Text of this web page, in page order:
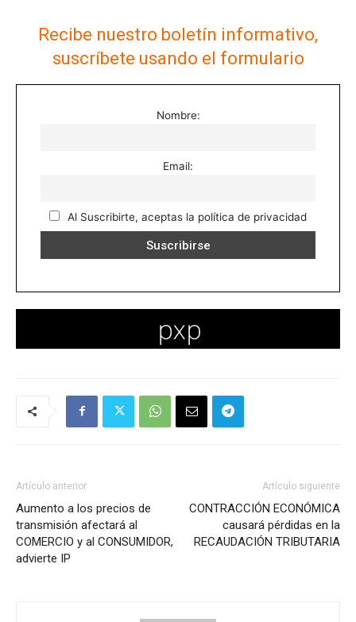
Recibe nuestro boletín informativo,
suscríbete usando el formulario
Nombre:
Email:
Al Suscribirte, aceptas la política de privacidad
Artículo anterior
Aumento a los precios de
transmisión afectará al
COMERCIO y al CONSUMIDOR,
advierte IP
Artículo siguiente
CONTRACCIÓN ECONÓMICA
causará pérdidas en la
RECAUDACIÓN TRIBUTARIA